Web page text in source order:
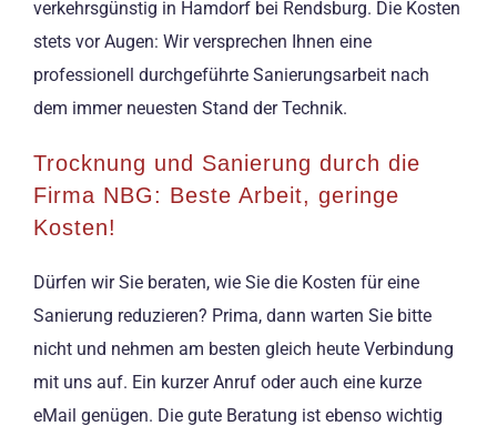
verkehrsgünstig in Hamdorf bei Rendsburg. Die Kosten
stets vor Augen: Wir versprechen Ihnen eine
professionell durchgeführte Sanierungsarbeit nach
dem immer neuesten Stand der Technik.
Trocknung und Sanierung durch die
Firma NBG: Beste Arbeit, geringe
Kosten!
Dürfen wir Sie beraten, wie Sie die Kosten für eine
Sanierung reduzieren? Prima, dann warten Sie bitte
nicht und nehmen am besten gleich heute Verbindung
mit uns auf. Ein kurzer Anruf oder auch eine kurze
eMail genügen. Die gute Beratung ist ebenso wichtig